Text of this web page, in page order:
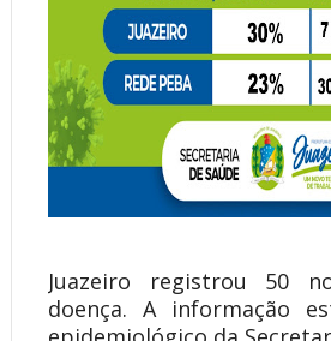
Juazeiro registrou 50
doença. A informação